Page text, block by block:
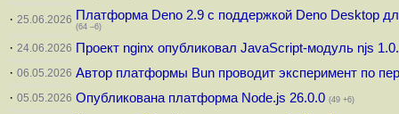
· 25.06.2026 Платформа Deno 2.9 c поддержкой Deno Desktop
(64 –6)
· 24.06.2026 Проект nginx опубликовал JavaScript-модуль njs
· 06.05.2026 Автор платформы Bun проводит эксперимент по
· 05.05.2026 Опубликована платформа Node.js 26.0.0 (49 +6)